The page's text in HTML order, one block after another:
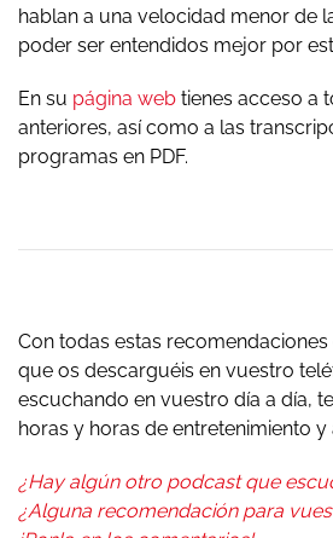
hablan a una velocidad menor de
poder ser entendidos mejor por
En su página web tienes acceso a
anteriores, así como a las
programas en PDF.
Con todas estas
que os descarguéis en vuestro
escuchando en vuestro día a día,
horas y horas de entretenimiento y
¿Hay algún otro podcast que
¿Alguna recomendación para